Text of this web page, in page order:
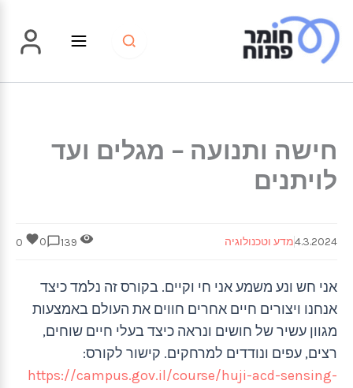
לתוכן
חישה ותנועה – מגלים ועד
לויתנים
4.3.2024מדע וטכנולוגיה 0
אני חש ונע משמע אני חי וקיים. בקורס זה נלמד כיצד
אנחנו ויצורים חיים אחרים חווים את העולם באמצעות
מגוון עשיר של חושים ונראה כיצד בעלי חיים שוחים,
רצים, עפים ונודדים למרחקים. קישור לקורס:
https://campus.gov.il/course/huji-acd-sensing-